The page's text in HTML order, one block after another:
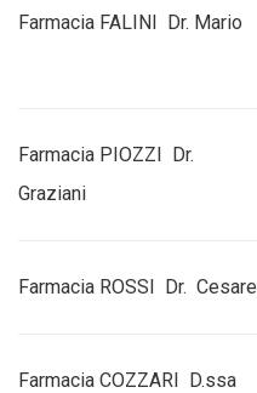
Farmacia FALINI Dr. Mario
Farmacia PIOZZI Dr.
Graziani
Farmacia ROSSI Dr. Cesare
Farmacia COZZARI D.ssa